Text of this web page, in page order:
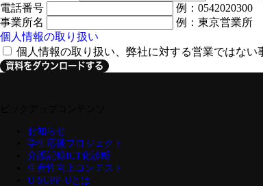
電話番号
例：0542020300
事業所名
例：東京営業所
個人情報の取り扱い
個人情報の取り扱い、弊社に対する営業ではない
資料をダウンロードする
お知らせ
学生応援プロジェクト
介護記録ICT化診断
生産性向上コンテスト
U-SUPP-Uとは